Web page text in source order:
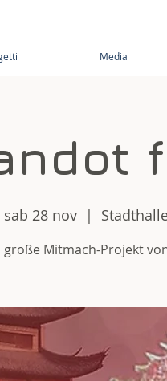
Media
sab 28 nov
  |
große Mitmach-Projekt